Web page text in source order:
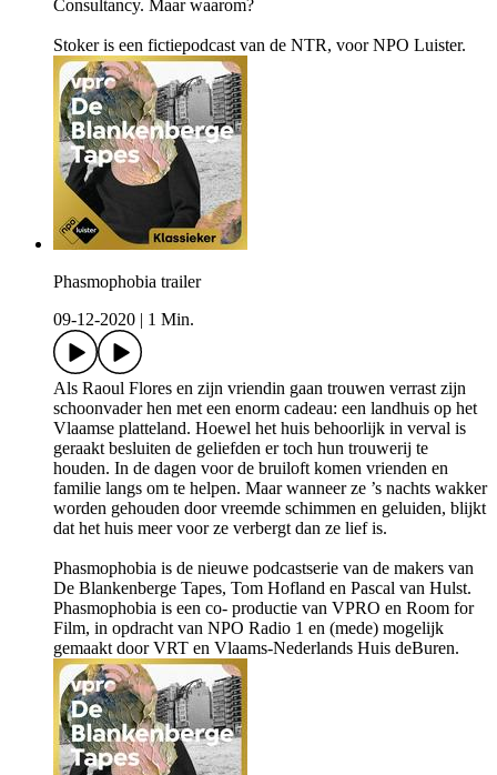
Consultancy. Maar waarom?
Stoker is een fictiepodcast van de NTR, voor NPO Luister.
Phasmophobia trailer
09-12-2020
1 Min.
Als Raoul Flores en zijn vriendin gaan trouwen verrast zijn
schoonvader hen met een enorm cadeau: een landhuis op het
Vlaamse platteland. Hoewel het huis behoorlijk in verval is
geraakt besluiten de geliefden er toch hun trouwerij te
houden. In de dagen voor de bruiloft komen vrienden en
familie langs om te helpen. Maar wanneer ze ’s nachts wakker
worden gehouden door vreemde schimmen en geluiden, blijkt
dat het huis meer voor ze verbergt dan ze lief is.
Phasmophobia is de nieuwe podcastserie van de makers van
De Blankenberge Tapes, Tom Hofland en Pascal van Hulst.
Phasmophobia is een co- productie van VPRO en Room for
Film, in opdracht van NPO Radio 1 en (mede) mogelijk
gemaakt door VRT en Vlaams-Nederlands Huis deBuren.